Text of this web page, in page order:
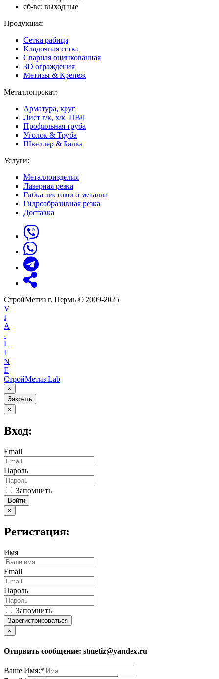
сб-вс: выходные
Продукция:
Сетка рабица
Кладочная сетка
Сварная оцинкованная
3D ограждения
Метизы & Крепеж
Металлопрокат:
Арматура, круг
Лист г/к, х/к, ПВЛ
Профильная труба
Уголок & Труба
Швеллер & Балка
Услуги:
Металлоизделия
Лазерная резка
Гибка листового металла
Гидроабразивная резка
Доставка
СтройМетиз г. Пермь © 2009-2025
V
I
A
-
L
I
N
E
СтройМетиз Lab
×
Закрыть
×
Вход:
Email
Пароль
Запомнить
Войти
×
Регистация:
Имя
Email
Пароль
Запомнить
Зарегистрироваться
×
Отпрвить сообщение: stmetiz@yandex.ru
Ваше Имя:*